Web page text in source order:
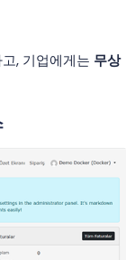
, 기업에게는 무상